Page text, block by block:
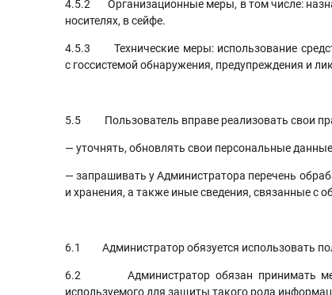
4.5.2 Организационные меры, в том числе:
носителях, в сейфе.
4.5.3 Технические меры: использование
с госсистемой обнаружения, предупреждения и
5.5 Пользователь вправе реализовать свои
— уточнять, обновлять свои персональные
— запрашивать у Администратора перечень
и хранения, а также иные сведения, связанные с
6.1 Администратор обязуется использовать
6.2 Администратор обязан принимать меры
используемого для защиты такого рода